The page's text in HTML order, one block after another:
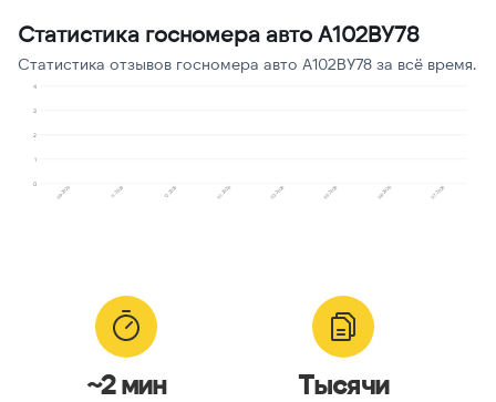
Статистика госномера авто А102ВУ78
Статистика отзывов госномера авто А102ВУ78 за всё время.
0
1
2
3
4
09.2025 11.2025 12.2025 01.2026 03.2026 05.2026 06.2026 07.2026
~2 мин Тысячи